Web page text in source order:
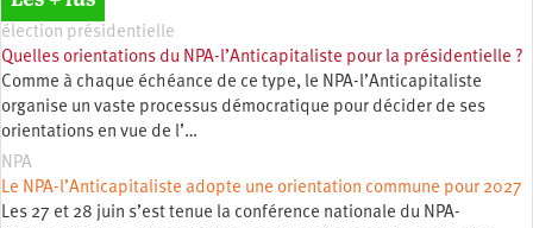
élection présidentielle
Quelles orientations du NPA-l’Anticapitaliste pour la présidentielle ?
Comme à chaque échéance de ce type, le NPA-l’Anticapitaliste
organise un vaste processus démocratique pour décider de ses
orientations en vue de l’…
NPA
Le NPA-l’Anticapitaliste adopte une orientation commune pour 2027
Les 27 et 28 juin s’est tenue la conférence nationale du NPA-